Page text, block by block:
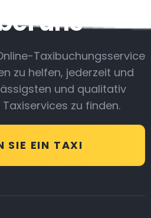
uns
Taxibuchungsservice
zu helfen, jederzeit und
und qualitativ
zu finden.
SIE EIN TAXI